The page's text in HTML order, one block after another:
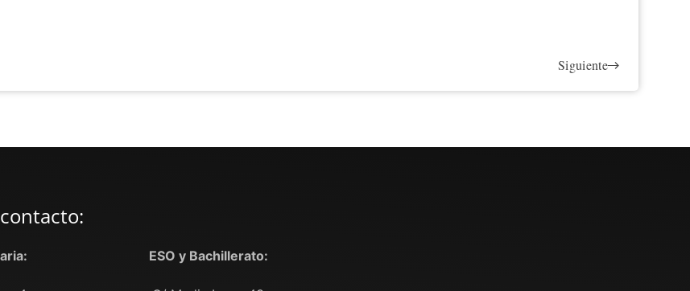
Siguiente
ESO y Bachillerato: